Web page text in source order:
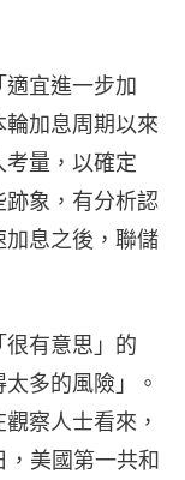
宜進一步加
加息周期以來
量，以確定
跡象，有分析認
息之後，聯儲
有意思」的
多的風險」。
察人士看來，
，美國第一共和